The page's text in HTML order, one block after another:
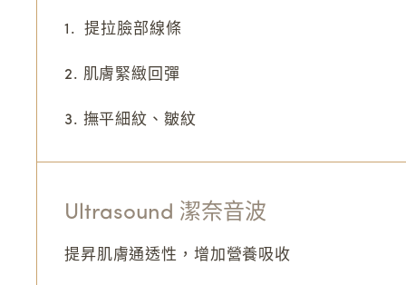
1. 提拉臉部線條
2. 肌膚緊緻回彈
3. 撫平細紋、皺紋
Ultrasound 潔奈音波
提昇肌膚通透性，增加營養吸收